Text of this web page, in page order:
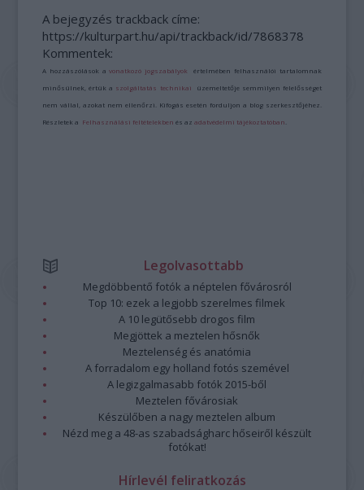
A bejegyzés trackback címe:
https://kulturpart.hu/api/trackback/id/7868378
Kommentek:
A hozzászólások avonatkozó jogszabályok értelmében felhasználói tartalomnak
minősülnek, értük a szolgáltatás technikai üzemeltetője semmilyen felelősséget
nem vállal, azokat nem ellenőrzi. Kifogás esetén forduljon a blog szerkesztőjéhez.
Részletek a Felhasználási feltételekben és azadatvédelmi tájékoztatóban
Legolvasottabb
Megdöbbentő fotók a néptelen fővárosról
Top 10: ezek a legjobb szerelmes filmek
A 10 legütősebb drogos film
Megjöttek a meztelen hősnők
Meztelenség és anatómia
A forradalom egy holland fotós szemével
A legizgalmasabb fotók 2015-ből
Meztelen fővárosiak
Készülőben a nagy meztelen album
Nézd meg a 48-as szabadságharc hőseiről készült
fotókat!
Hírlevél feliratkozás